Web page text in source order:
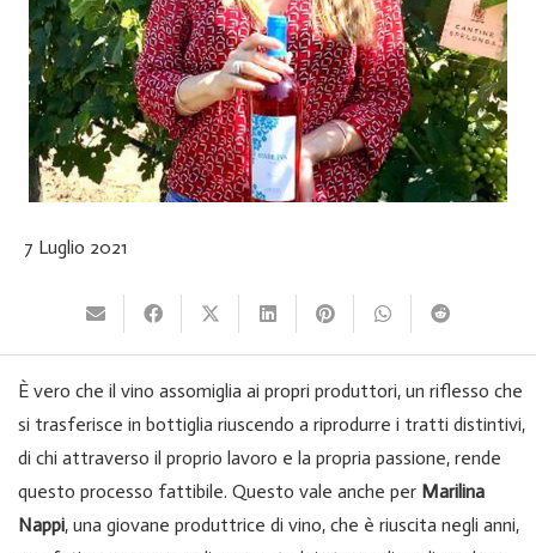
7 Luglio 2021
È vero che il vino assomiglia ai propri produttori, un riflesso che
si trasferisce in bottiglia riuscendo a riprodurre i tratti distintivi,
di chi attraverso il proprio lavoro e la propria passione, rende
questo processo fattibile. Questo vale anche per Marilina
Nappi, una giovane produttrice di vino, che è riuscita negli anni,